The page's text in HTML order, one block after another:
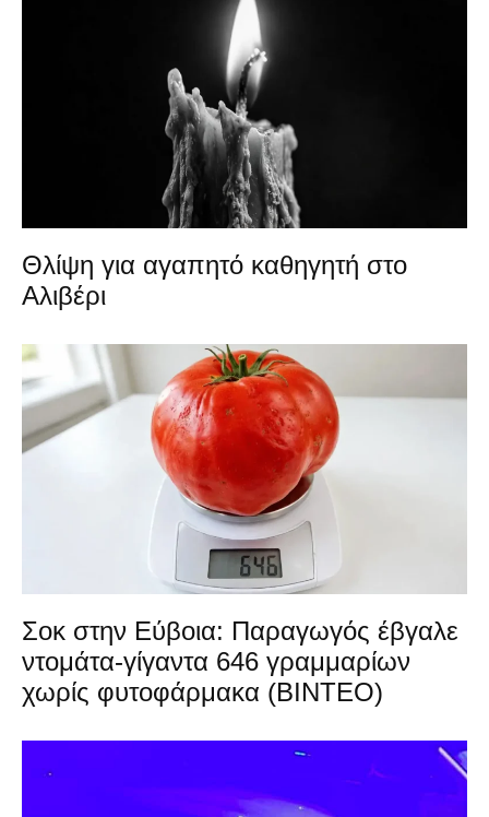
Θλίψη για αγαπητό καθηγητή στο
Αλιβέρι
Σοκ στην Εύβοια: Παραγωγός έβγαλε
ντομάτα-γίγαντα 646 γραμμαρίων
χωρίς φυτοφάρμακα (ΒΙΝΤΕΟ)